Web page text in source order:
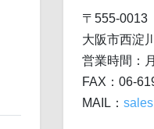
〒555-0013
大阪市西淀
営業時間：
FAX：06-
MAIL：